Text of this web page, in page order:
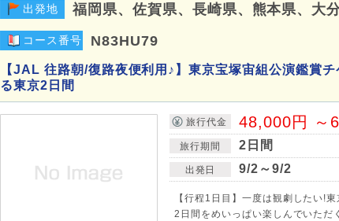
出発地 福岡県、佐賀県、長崎県、熊本県、大
コース番号 N83HU79
【JAL 往路朝/復路夜便利用♪】東京宝塚宙組公演鑑賞
る東京2日間
旅行代金 48,000円 ～
旅行期間 2日間
出発日 9/2～9/2
【行程1日目】一度は観劇したい!
2日間をめいっぱい楽しんでいただ